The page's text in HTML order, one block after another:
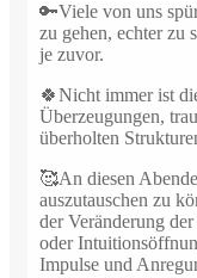
🔑Viele von uns
zu gehen, echter zu
je zuvor.
🍀Nicht immer ist
Überzeugungen,
überholten
🥰An diesen
auszutauschen zu
der Veränderung
oder
Impulse und